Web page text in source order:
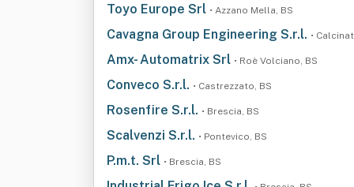
Toyo Europe Srl • Azzano Mella, BS
Cavagna Group Engineering S.r.l. •
Amx- Automatrix Srl • Roè Volciano, BS
Conveco S.r.l. • Castrezzato, BS
Rosenfire S.r.l. • Brescia, BS
Scalvenzi S.r.l. • Pontevico, BS
P.m.t. Srl • Brescia, BS